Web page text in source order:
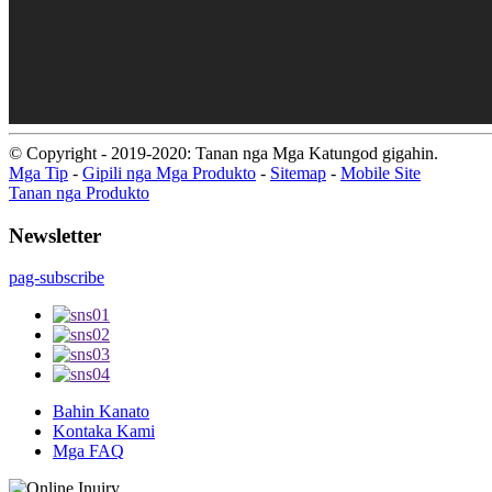
© Copyright - 2019-2020: Tanan nga Mga Katungod gigahin.
Mga Tip - Gipili nga Mga Produkto - Sitemap - Mobile Site
Tanan nga Produkto
Newsletter
pag-subscribe
Bahin Kanato
Kontaka Kami
Mga FAQ